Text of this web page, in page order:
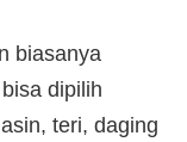
biasanya
dipilih
teri, daging